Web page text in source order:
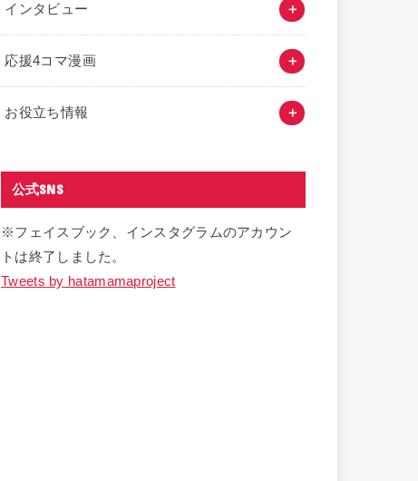
インタビュー
応援4コマ漫画
お役立ち情報
公式SNS
※フェイスブック、インスタグラムのアカウン
トは終了しました。
Tweets by hatamamaproject